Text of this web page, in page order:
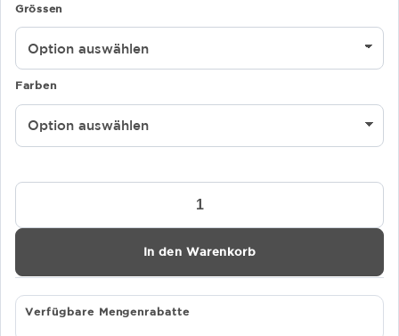
Grössen
Farben
MASCOT®
SAFE
Damen
mit
19353
In den Warenkorb
Verfügbare Mengenrabatte